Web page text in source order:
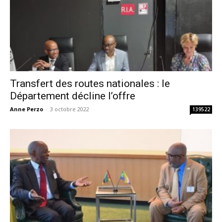
Transfert des routes nationales : le
Département décline l’offre
Anne Perzo - 3 octobre 2022 139522